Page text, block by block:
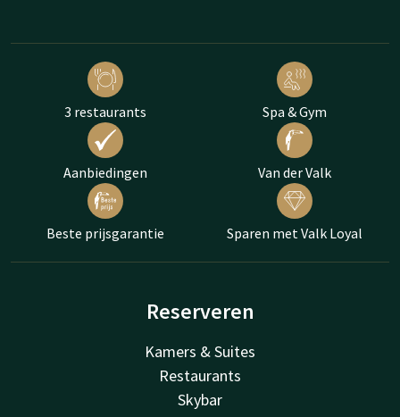
3 restaurants Spa & Gym
Aanbiedingen Van der Valk
Beste prijsgarantie Sparen met Valk Loyal
Reserveren
Kamers & Suites
Restaurants
Skybar